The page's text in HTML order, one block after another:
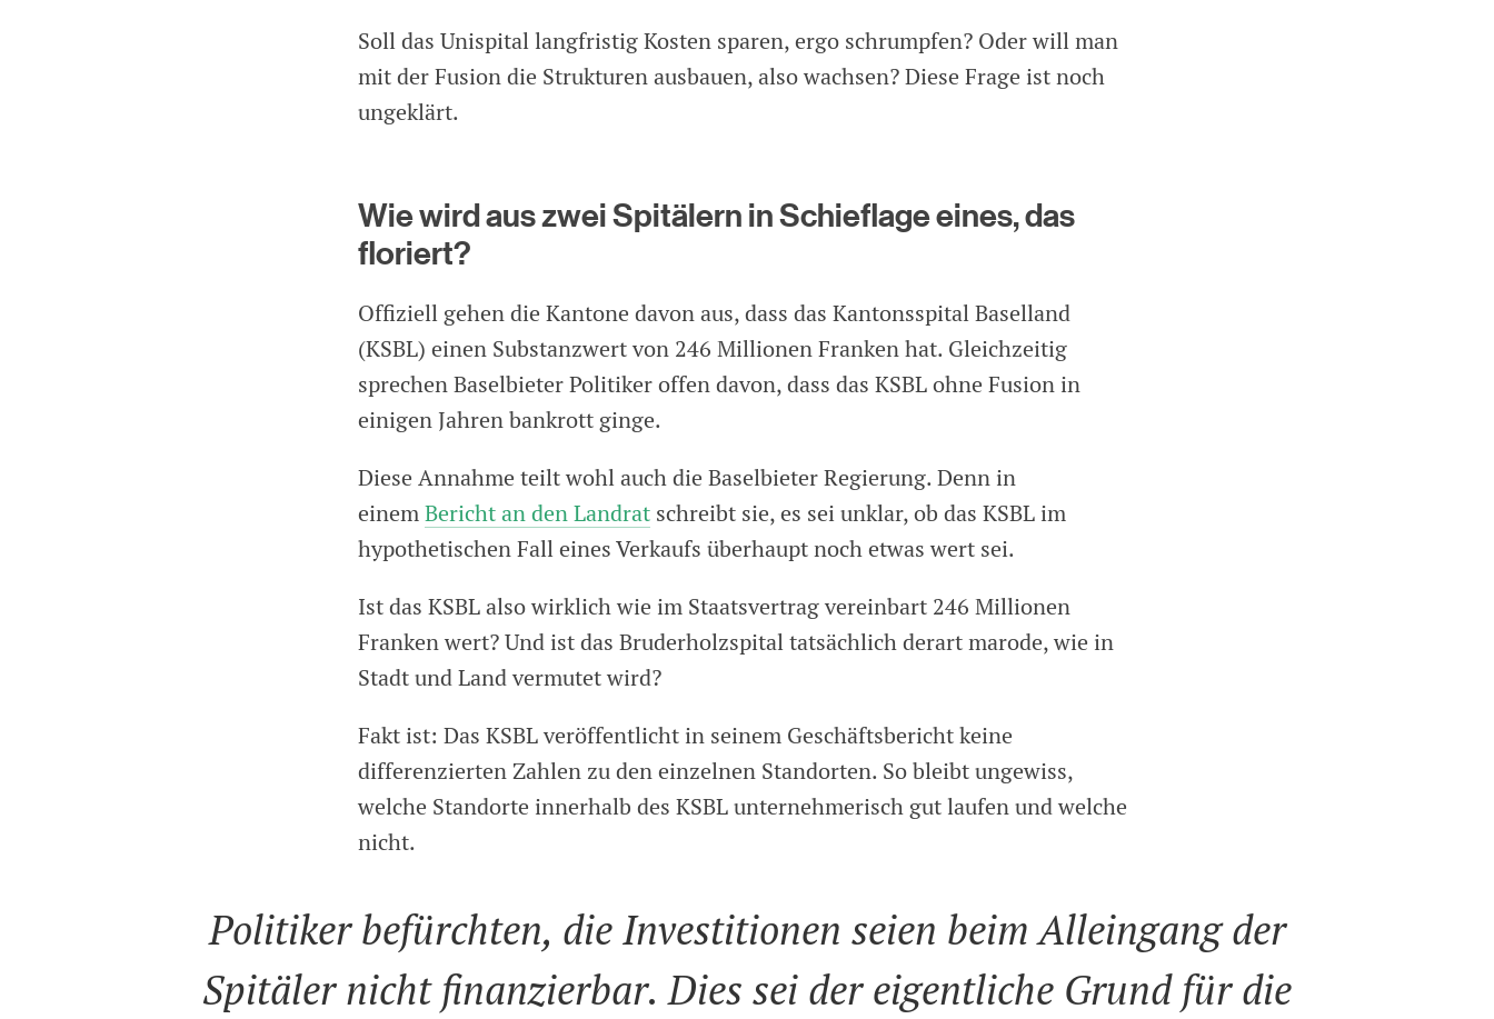
Soll das Unispital langfristig Kosten sparen, ergo schrumpfen? Oder will man
mit der Fusion die Strukturen ausbauen, also wachsen? Diese Frage ist noch
ungeklärt.
Wie wird aus zwei Spitälern in Schieflage eines, das
floriert?
Offiziell gehen die Kantone davon aus, dass das Kantonsspital Baselland
(KSBL) einen Substanzwert von 246 Millionen Franken hat. Gleichzeitig
sprechen Baselbieter Politiker offen davon, dass das KSBL ohne Fusion in
einigen Jahren bankrott ginge.
Diese Annahme teilt wohl auch die Baselbieter Regierung. Denn in
einemBericht an den Landrat schreibt sie, es sei unklar, ob das KSBL im
hypothetischen Fall eines Verkaufs überhaupt noch etwas wert sei.
Ist das KSBL also wirklich wie im Staatsvertrag vereinbart 246 Millionen
Franken wert? Und ist das Bruderholzspital tatsächlich derart marode, wie in
Stadt und Land vermutet wird?
Fakt ist: Das KSBL veröffentlicht in seinem Geschäftsbericht keine
differenzierten Zahlen zu den einzelnen Standorten. So bleibt ungewiss,
welche Standorte innerhalb des KSBL unternehmerisch gut laufen und welche
nicht.
Politiker befürchten, die Investitionen seien beim Alleingang der
Spitäler nicht finanzierbar. Dies sei der eigentliche Grund für die